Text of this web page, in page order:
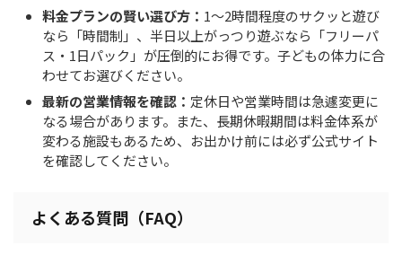
料金プランの賢い選び方： 1〜2時間程度のサクッと遊び
なら「時間制」、半日以上がっつり遊ぶなら「フリーパ
ス・1日パック」が圧倒的にお得です。子どもの体力に合
わせてお選びください。
最新の営業情報を確認： 定休日や営業時間は急遽変更に
なる場合があります。また、長期休暇期間は料金体系が
変わる施設もあるため、お出かけ前には必ず公式サイト
を確認してください。
よくある質問（FAQ）